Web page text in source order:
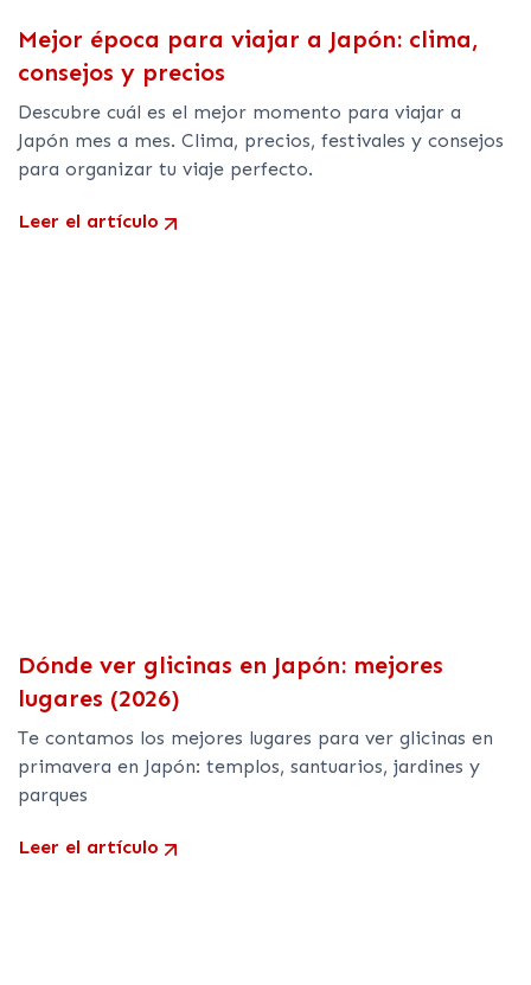
Mejor época para viajar a Japón: clima,
consejos y precios
Descubre cuál es el mejor momento para viajar a
Japón mes a mes. Clima, precios, festivales y consejos
para organizar tu viaje perfecto.
Leer el artículo
Dónde ver glicinas en Japón: mejores
lugares (2026)
Te contamos los mejores lugares para ver glicinas en
primavera en Japón: templos, santuarios, jardines y
parques
Leer el artículo